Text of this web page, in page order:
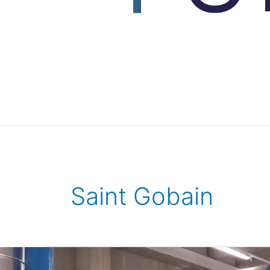
Saint Gobain
Installations